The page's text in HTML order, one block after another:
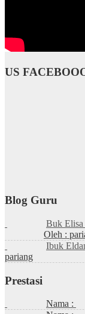
US
Blog Guru
Buk
Oleh :
Ibuk
pariang
Prestasi
Nama :